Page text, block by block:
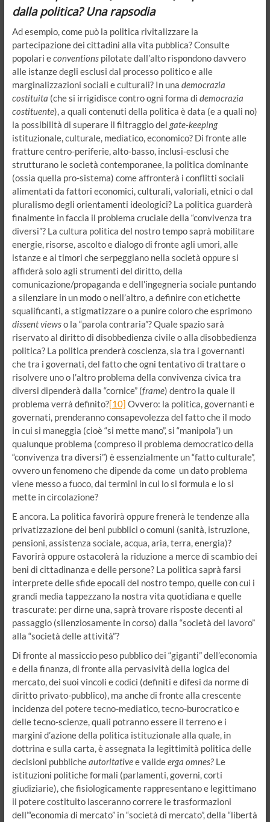
dalla politica? Una rapsodia
Ad esempio, come può la politica rivitalizzare la
partecipazione dei cittadini alla vita pubblica? Consulte
popolari econventionspilotate dall’alto rispondono davvero
alle istanze degli esclusi dal processo politico e alle
marginalizzazioni sociali e culturali? In una democrazia
costituita (che si irrigidisce contro ogni forma di democrazia
costituente), a quali contenuti della politica è data (e a quali no)
la possibilità di superare il filtraggio del gate-keeping
istituzionale, culturale, mediatico, economico? Di fronte alle
fratture centro-periferie, alto-basso, inclusi-esclusi che
strutturano le società contemporanee, la politica dominante
(ossia quella pro-sistema) come affronterà i conflitti sociali
alimentati da fattori economici, culturali, valoriali, etnici o dal
pluralismo degli orientamenti ideologici? La politica guarderà
finalmente in faccia il problema cruciale della “convivenza tra
diversi”? La cultura politica del nostro tempo saprà mobilitare
energie, risorse, ascolto e dialogo di fronte agli umori, alle
istanze e ai timori che serpeggiano nella società oppure si
affiderà solo agli strumenti del diritto, della
comunicazione/propaganda e dell’ingegneria sociale puntando
a silenziare in un modo o nell’altro, a definire con etichette
squalificanti, a stigmatizzare o a punire coloro che esprimono
dissent viewso la “parola contraria”? Quale spazio sarà
riservato al diritto di disobbedienza civile o alla disobbedienza
politica? La politica prenderà coscienza, sia tra i governanti
che tra i governati, del fatto che ogni tentativo di trattare o
risolvere uno o l’altro problema della convivenza civica tra
diversi dipenderà dalla “cornice” (frame) dentro la quale il
problema verrà definito?[10] Ovvero: la politica, governanti e
governati, prenderanno consapevolezza del fatto che il modo
in cui si maneggia (cioè “si mette mano”, si “manipola”) un
qualunque problema (compreso il problema democratico della
“convivenza tra diversi”) è essenzialmente un “fatto culturale”,
ovvero un fenomeno che dipende da come un dato problema
viene messo a fuoco, dai termini in cui lo si formula e lo si
mette in circolazione?
E ancora. La politica favorirà oppure frenerà le tendenze alla
privatizzazione dei beni pubblici o comuni (sanità, istruzione,
pensioni, assistenza sociale, acqua, aria, terra, energia)?
Favorirà oppure ostacolerà la riduzione a merce di scambio dei
beni di cittadinanza e delle persone? La politica saprà farsi
interprete delle sfide epocali del nostro tempo, quelle con cui i
grandi media tappezzano la nostra vita quotidiana e quelle
trascurate: per dirne una, saprà trovare risposte decenti al
passaggio (silenziosamente in corso) dalla “società del lavoro”
alla “società delle attività”?
Di fronte al massiccio peso pubblico dei “giganti” dell’economia
e della finanza, di fronte alla pervasività della logica del
mercato, dei suoi vincoli e codici (definiti e difesi da norme di
diritto privato-pubblico), ma anche di fronte alla crescente
incidenza del potere tecno-mediatico, tecno-burocratico e
delle tecno-scienze, quali potranno essere il terreno e i
margini d’azione della politica istituzionale alla quale, in
dottrina e sulla carta, è assegnata la legittimità politica delle
decisioni pubblicheautoritativee valideerga omnes? Le
istituzioni politiche formali (parlamenti, governi, corti
giudiziarie), che fisiologicamente rappresentano e legittimano
il potere costituito lasceranno correre le trasformazioni
dell’“economia di mercato” in “società di mercato”, della “libertà